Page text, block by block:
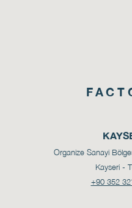
Organize Sanayi
Kayseri -
+90 352